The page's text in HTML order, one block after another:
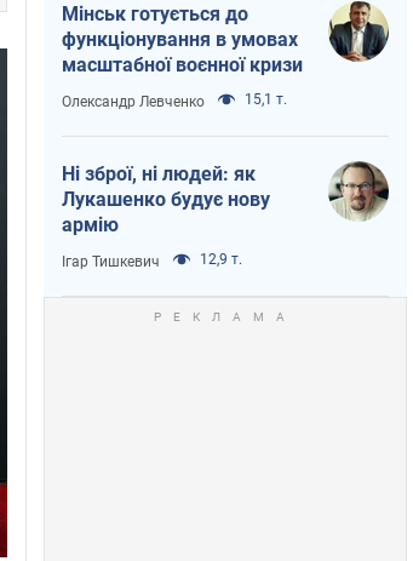
Мінськ готується до
функціонування в умовах
масштабної воєнної кризи
Олександр Левченко 15,1 т.
Ні зброї, ні людей: як
Лукашенко будує нову
армію
Ігар Тишкевич 12,9 т.